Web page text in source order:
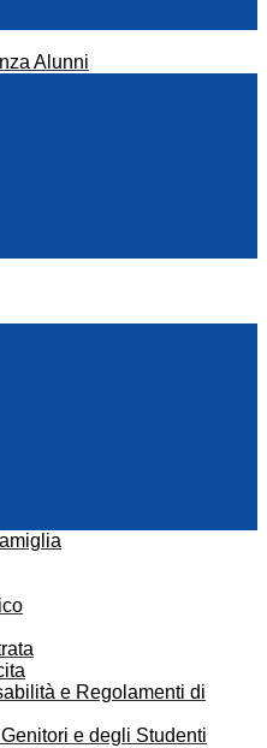
Alunni
e Regolamenti di
e degli Studenti